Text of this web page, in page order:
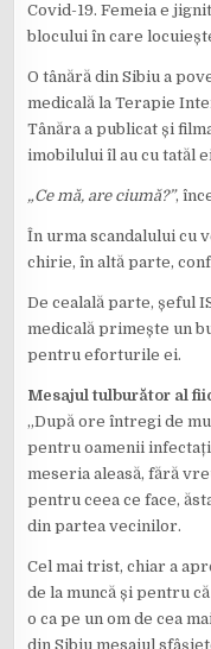
Covid-19. Femeia e
blocului în care
O tânără din Sibiu a
medicală la Terapie
Tânăra a publicat și
imobilului îl au cu tatăl
„Ce mă, are ciumă?”,
În urma scandalului cu
chirie, în altă parte,
De cealală parte, șeful
medicală primește un
pentru eforturile ei.
Mesajul tulburător al
„După ore întregi de
pentru oamenii
meseria aleasă, fără
pentru ceea ce face,
din partea vecinilor.
Cel mai trist, chiar a
de la muncă și pentru
o ca pe un om de cea
din Sibiu mesajul